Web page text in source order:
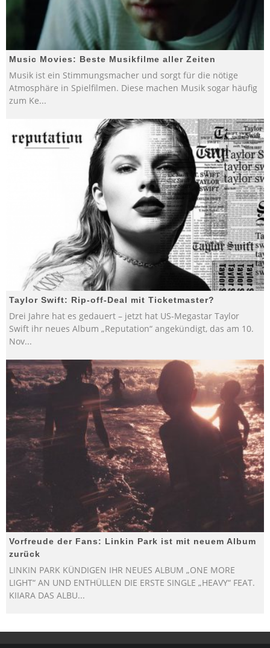
Music Movies: Beste Musikfilme aller Zeiten
Musik ist ein Stimmungsmacher und sorgt für die nötige
Atmosphäre in Spielfilmen. Diese machen Musik sogar häufig
zum Ke...
Taylor Swift: Rip-off-Deal mit Ticketmaster?
Drei Jahre hat es gedauert – jetzt hat US-Megastar Taylor
Swift ihr neues Album „Reputation“ angekündigt, das am 10.
Nov...
Vorfreude der Fans: Linkin Park ist mit neuem Album
zurück
LINKIN PARK KÜNDIGEN IHR NEUES ALBUM „ONE MORE
LIGHT“ AN UND ENTHÜLLEN DIE ERSTE SINGLE „HEAVY“ FEAT.
KIIARA DAS ALBU...